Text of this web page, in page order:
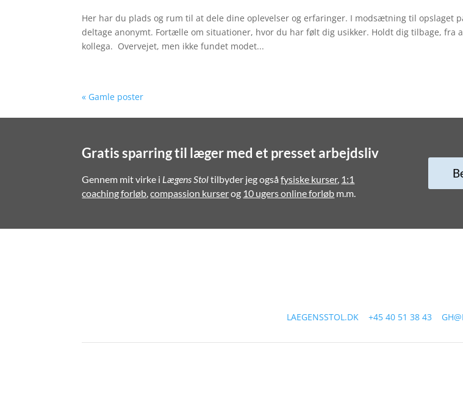
Her har du plads og rum til at dele dine oplevelser og erfaringer. I modsætning til opslaget
deltage anonymt. Fortælle om situationer, hvor du har følt dig usikker. Holdt dig tilbage, fra
kollega. Overvejet, men ikke fundet modet...
« Gamle poster
Gratis sparring til læger med et presset arbejdsliv
Gennem mit virke i Lægens Stoltilbyder jeg ogsåfysiske kurser, 1:1
coaching forløb,compassion kurserog 10 ugers online forløb m.m.
LAEGENSSTOL.DK| +45 40 51 38 43